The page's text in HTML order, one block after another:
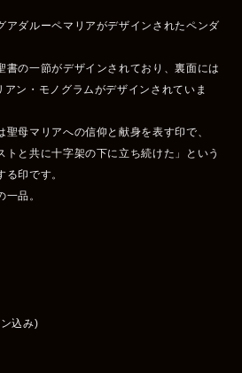
アダルーペマリアがデザインされたペンダ
書の一節がデザインされており、裏面には
ン・モノグラムがデザインされていま
母マリアへの信仰と献身を表す印で、
トと共に十字架の下に立ち続けた」という
印です。
品。
込み)